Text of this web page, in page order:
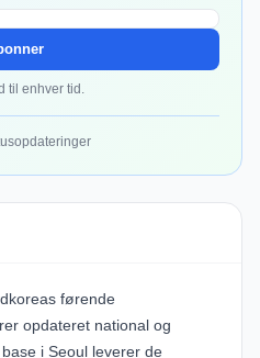
til enhver tid.
førende
opdateret national og
i Seoul leverer de